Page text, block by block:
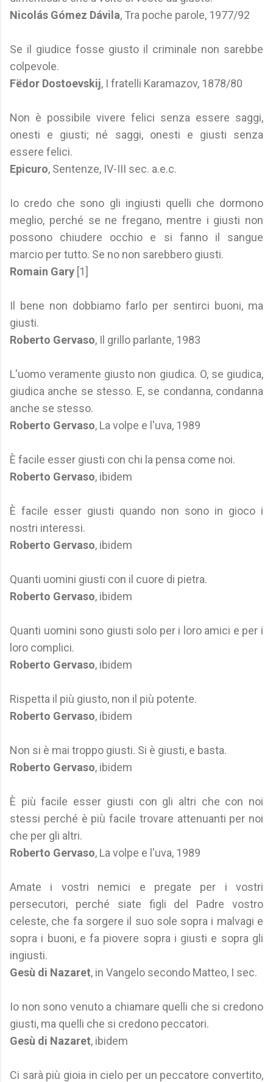
Nicolás Gómez Dávila, Tra poche parole, 1977/92
Se il giudice fosse giusto il criminale non sarebbe
colpevole.
Fëdor Dostoevskij, I fratelli Karamazov, 1878/80
Non è possibile vivere felici senza essere saggi,
onesti e giusti; né saggi, onesti e giusti senza
essere felici.
Epicuro, Sentenze, IV-III sec. a.e.c.
Io credo che sono gli ingiusti quelli che dormono
meglio, perché se ne fregano, mentre i giusti non
possono chiudere occhio e si fanno il sangue
marcio per tutto. Se no non sarebbero giusti.
Romain Gary [1]
Il bene non dobbiamo farlo per sentirci buoni, ma
giusti.
Roberto Gervaso, Il grillo parlante, 1983
L'uomo veramente giusto non giudica. O, se giudica,
giudica anche se stesso. E, se condanna, condanna
anche se stesso.
Roberto Gervaso, La volpe e l'uva, 1989
È facile esser giusti con chi la pensa come noi.
Roberto Gervaso, ibidem
È facile esser giusti quando non sono in gioco i
nostri interessi.
Roberto Gervaso, ibidem
Quanti uomini giusti con il cuore di pietra.
Roberto Gervaso, ibidem
Quanti uomini sono giusti solo per i loro amici e per i
loro complici.
Roberto Gervaso, ibidem
Rispetta il più giusto, non il più potente.
Roberto Gervaso, ibidem
Non si è mai troppo giusti. Si è giusti, e basta.
Roberto Gervaso, ibidem
È più facile esser giusti con gli altri che con noi
stessi perché è più facile trovare attenuanti per noi
che per gli altri.
Roberto Gervaso, La volpe e l'uva, 1989
Amate i vostri nemici e pregate per i vostri
persecutori, perché siate figli del Padre vostro
celeste, che fa sorgere il suo sole sopra i malvagi e
sopra i buoni, e fa piovere sopra i giusti e sopra gli
ingiusti.
Gesù di Nazaret, in Vangelo secondo Matteo, I sec.
Io non sono venuto a chiamare quelli che si credono
giusti, ma quelli che si credono peccatori.
Gesù di Nazaret, ibidem
Ci sarà più gioia in cielo per un peccatore convertito,